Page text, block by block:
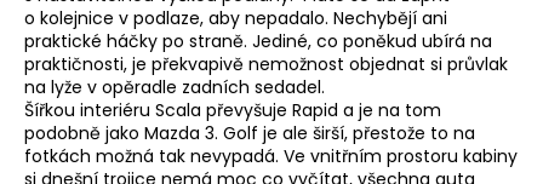
o kolejnice v podlaze, aby nepadalo. Nechybějí ani
praktické háčky po straně. Jediné, co poněkud ubírá na
praktičnosti, je překvapivě nemožnost objednat si průvlak
na lyže v opěradle zadních sedadel.
Šířkou interiéru Scala převyšuje Rapid a je na tom
podobně jako Mazda 3. Golf je ale širší, přestože to na
fotkách možná tak nevypadá. Ve vnitřním prostoru kabiny